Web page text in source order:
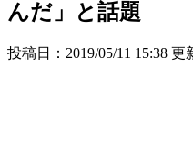
んだ」と話題
投稿日：2019/05/11 15:38 更